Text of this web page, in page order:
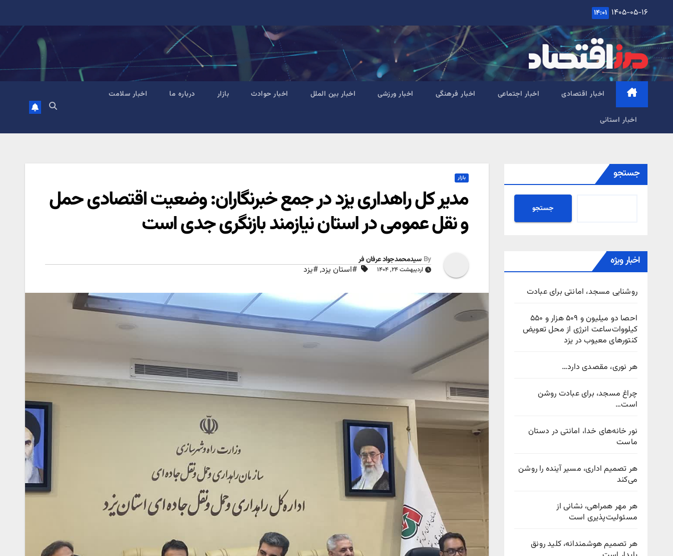
content
۱۴۰۵-۰۵-۱۶ ۱۴:۰۱
اخبار اقتصادی اخبار اجتماعی اخبار فرهنگی اخبار ورزشی اخبار بین الملل اخبار حوادث بازار درباره ما اخبار سلامت
اخبار استانی
جستجو
جستجو
اخبار ویژه
روشنایی مسجد، امانتی برای عبادت
احصا دو میلیون و ۵۰۹ هزار و ۵۵۰
کیلووات‌ساعت انرژی از محل تعویض
کنتورهای معیوب در یزد
هر نوری، مقصدی دارد…
چراغ مسجد، برای عبادت روشن
است…
نور خانه‌های خدا، امانتی در دستان
ماست
هر تصمیم اداری، مسیر آینده را روشن
می‌کند
هر مهر همراهی، نشانی از
مسئولیت‌پذیری است
هر تصمیم هوشمندانه، کلید رونق
بازار
مدیر کل راهداری یزد در جمع خبرنگاران: وضعیت اقتصادی حمل
و نقل عمومی در استان نیازمند بازنگری جدی است
By سیدمحمدجواد عرفان فر
اردیبهشت ۲۴, ۱۴۰۴ #استان یزد,#یزد